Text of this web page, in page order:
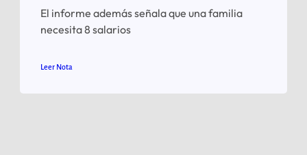
El informe además señala que una familia
necesita 8 salarios
Leer Nota